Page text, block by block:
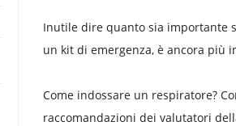
Inutile dire quanto sia importante
un kit di emergenza, è ancora più
Come indossare un respiratore?
raccomandazioni dei valutatori